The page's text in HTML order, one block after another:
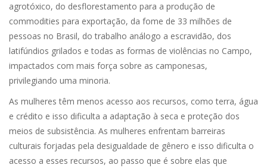
agrotóxico, do desflorestamento para a produção de
commodities para exportação, da fome de 33 milhões de
pessoas no Brasil, do trabalho análogo a escravidão, dos
latifúndios grilados e todas as formas de violências no Campo,
impactados com mais força sobre as camponesas,
privilegiando uma minoria.
As mulheres têm menos acesso aos recursos, como terra, água
e crédito e isso dificulta a adaptação à seca e proteção dos
meios de subsistência. As mulheres enfrentam barreiras
culturais forjadas pela desigualdade de gênero e isso dificulta o
acesso a esses recursos, ao passo que é sobre elas que